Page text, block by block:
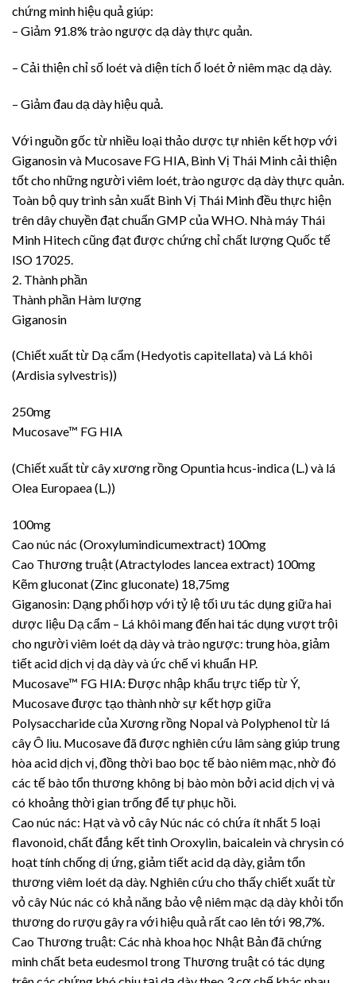
chứng minh hiệu quả giúp:
– Giảm 91.8% trào ngược dạ dày thực quản.
– Cải thiện chỉ số loét và diện tích ổ loét ở niêm mạc dạ dày.
– Giảm đau dạ dày hiệu quả.
Với nguồn gốc từ nhiều loại thảo dược tự nhiên kết hợp với
Giganosin và Mucosave FG HIA, Bình Vị Thái Minh cải thiện
tốt cho những người viêm loét, trào ngược dạ dày thực quản.
Toàn bộ quy trình sản xuất Bình Vị Thái Minh đều thực hiện
trên dây chuyền đạt chuẩn GMP của WHO. Nhà máy Thái
Minh Hitech cũng đạt được chứng chỉ chất lượng Quốc tế
ISO 17025.
2. Thành phần
Thành phần Hàm lượng
Giganosin
(Chiết xuất từ Dạ cẩm (Hedyotis capitellata) và Lá khôi
(Ardisia sylvestris))
250mg
Mucosave™ FG HIA
(Chiết xuất từ cây xương rồng Opuntia hcus-indica (L.) và lá
Olea Europaea (L.))
100mg
Cao núc nác (Oroxylumindicumextract) 100mg
Cao Thương truật (Atractylodes lancea extract) 100mg
Kẽm gluconat (Zinc gluconate) 18,75mg
Giganosin: Dạng phối hợp với tỷ lệ tối ưu tác dụng giữa hai
dược liệu Dạ cẩm – Lá khôi mang đến hai tác dụng vượt trội
cho người viêm loét dạ dày và trào ngược: trung hòa, giảm
tiết acid dịch vị dạ dày và ức chế vi khuẩn HP.
Mucosave™ FG HIA: Được nhập khẩu trực tiếp từ Ý,
Mucosave được tạo thành nhờ sự kết hợp giữa
Polysaccharide của Xương rồng Nopal và Polyphenol từ lá
cây Ô liu. Mucosave đã được nghiên cứu lâm sàng giúp trung
hòa acid dịch vị, đồng thời bao bọc tế bào niêm mạc, nhờ đó
các tế bào tổn thương không bị bào mòn bởi acid dịch vị và
có khoảng thời gian trống để tự phục hồi.
Cao núc nác: Hạt và vỏ cây Núc nác có chứa ít nhất 5 loại
flavonoid, chất đắng kết tinh Oroxylin, baicalein và chrysin có
hoạt tính chống dị ứng, giảm tiết acid dạ dày, giảm tổn
thương viêm loét dạ dày. Nghiên cứu cho thấy chiết xuất từ
vỏ cây Núc nác có khả năng bảo vệ niêm mạc dạ dày khỏi tổn
thương do rượu gây ra với hiệu quả rất cao lên tới 98,7%.
Cao Thương truật: Các nhà khoa học Nhật Bản đã chứng
minh chất beta eudesmol trong Thương truật có tác dụng